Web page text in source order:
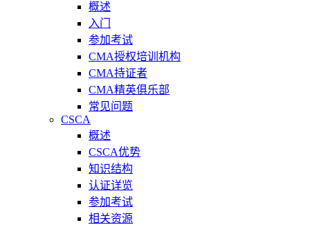
概述
入门
参加考试
CMA授权培训机构
CMA持证者
CMA精英俱乐部
常见问题
CSCA
概述
CSCA优势
知识结构
认证详览
参加考试
相关资源